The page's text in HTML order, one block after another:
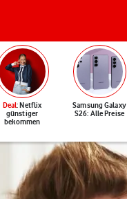
Deal: Netflix
günstiger
bekommen
Samsung Galaxy
S26: Alle Preise